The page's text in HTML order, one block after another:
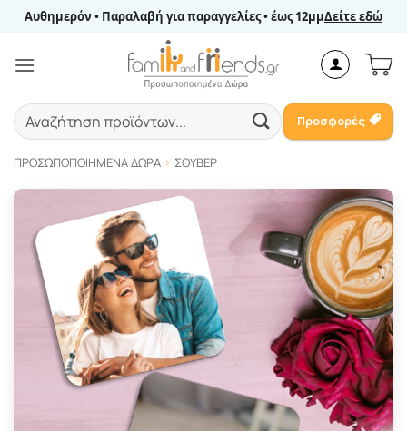
Μετάβαση
περιεχόμενο
Αυθημερόν • Παραλαβή για παραγγελίες • έως 12μμΔείτε εδώ
Αναζήτηση
για:
Προσφορές
ΠΡΟΣΩΠΟΠΟΙΗΜΈΝΑ ΔΏΡΑ ΣΟΥΒΈΡ